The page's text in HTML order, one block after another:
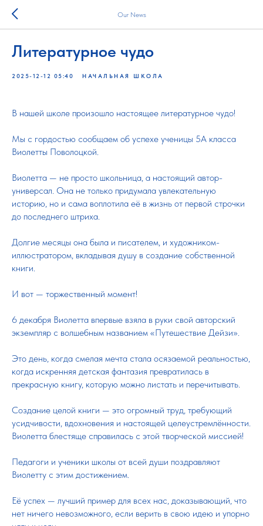
Our News
Литературное чудо
2025-12-12 05:40 НАЧАЛЬНАЯ ШКОЛА
В нашей школе произошло настоящее литературное чудо!
Мы с гордостью сообщаем об успехе ученицы 5А класса
Виолетты Поволоцкой.
Виолетта — не просто школьница, а настоящий автор-
универсал. Она не только придумала увлекательную
историю, но и сама воплотила её в жизнь от первой строчки
до последнего штриха.
Долгие месяцы она была и писателем, и художником-
иллюстратором, вкладывая душу в создание собственной
книги.
И вот — торжественный момент!
6 декабря Виолетта впервые взяла в руки свой авторский
экземпляр с волшебным названием «Путешествие Дейзи».
Это день, когда смелая мечта стала осязаемой реальностью,
когда искренняя детская фантазия превратилась в
прекрасную книгу, которую можно листать и перечитывать.
Создание целой книги — это огромный труд, требующий
усидчивости, вдохновения и настоящей целеустремлённости.
Виолетта блестяще справилась с этой творческой миссией!
Педагоги и ученики школы от всей души поздравляют
Виолетту с этим достижением.
Её успех — лучший пример для всех нас, доказывающий, что
нет ничего невозможного, если верить в свою идею и упорно